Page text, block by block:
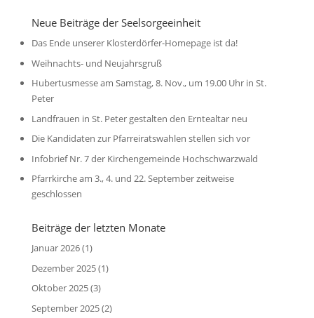
Neue Beiträge der Seelsorgeeinheit
Das Ende unserer Klosterdörfer-Homepage ist da!
Weihnachts- und Neujahrsgruß
Hubertusmesse am Samstag, 8. Nov., um 19.00 Uhr in St.
Peter
Landfrauen in St. Peter gestalten den Erntealtar neu
Die Kandidaten zur Pfarreiratswahlen stellen sich vor
Infobrief Nr. 7 der Kirchengemeinde Hochschwarzwald
Pfarrkirche am 3., 4. und 22. September zeitweise
geschlossen
Beiträge der letzten Monate
Januar 2026(1)
Dezember 2025(1)
Oktober 2025(3)
September 2025(2)